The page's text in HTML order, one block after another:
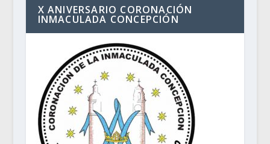
X ANIVERSARIO CORONACIÓN
INMACULADA CONCEPCIÓN